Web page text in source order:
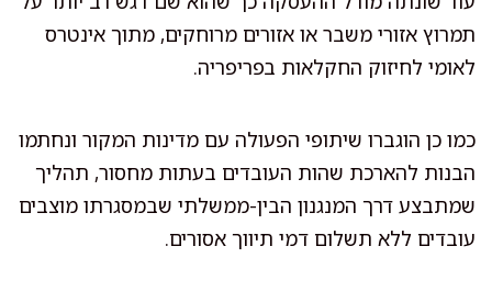
תמרוץ אזורי משבר או אזורים מרוחקים, מתוך אינטרס
לאומי לחיזוק החקלאות בפריפריה.
כמו כן הוגברו שיתופי הפעולה עם מדינות המקור ונחתמו
הבנות להארכת שהות העובדים בעתות מחסור, תהליך
שמתבצע דרך המנגנון הבין-ממשלתי שבמסגרתו מוצבים
עובדים ללא תשלום דמי תיווך אסורים.